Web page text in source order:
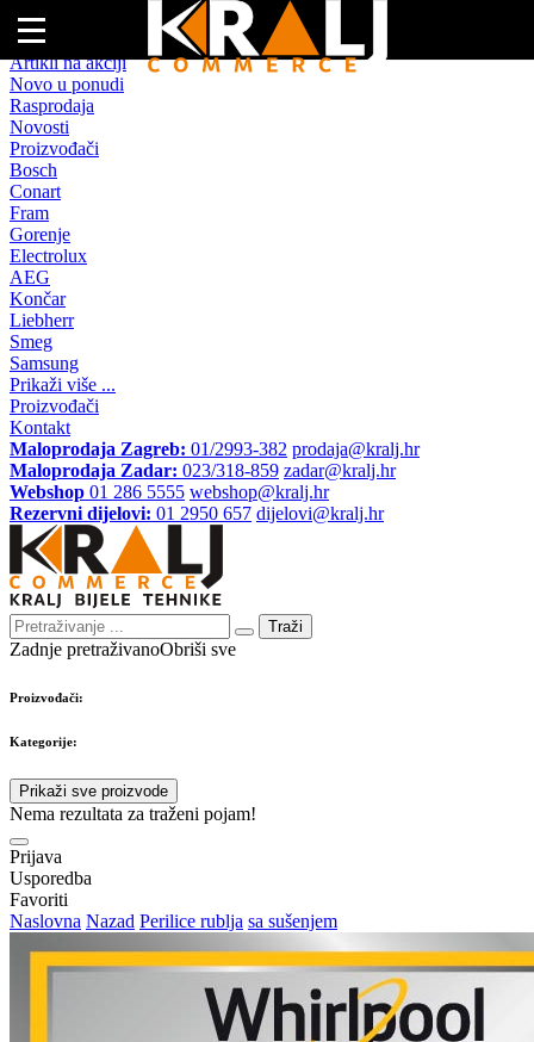
Naslovna
Artikli na akciji
Novo u ponudi
Rasprodaja
Novosti
Proizvođači
Bosch
Conart
Fram
Gorenje
Electrolux
AEG
Končar
Liebherr
Smeg
Samsung
Prikaži više ...
Proizvođači
Kontakt
Maloprodaja Zagreb: 01/2993-382 prodaja@kralj.hr
Maloprodaja Zadar: 023/318-859 zadar@kralj.hr
Webshop 01 286 5555 webshop@kralj.hr
Rezervni dijelovi: 01 2950 657 dijelovi@kralj.hr
Traži
Zadnje pretraživanoObriši sve
Proizvođači:
Kategorije:
Prikaži sve proizvode
Nema rezultata za traženi pojam!
Prijava
Usporedba
Favoriti
Naslovna Nazad Perilice rublja sa sušenjem